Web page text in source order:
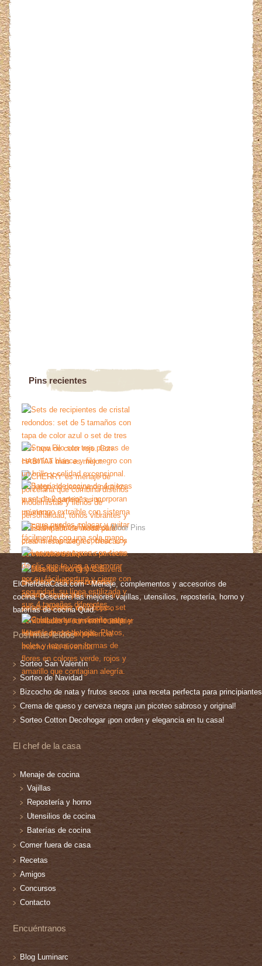
Pins recientes
More Pins
ElChefdelaCasa.com - Menaje, complementos y accesorios de
cocina. Descubre las mejores vajillas, utensilios, repostería, horno y
baterías de cocina Quid.
Post más leídos
Sorteo San Valentín
Sorteo de Navidad
Bizcocho de nata y frutos secos ¡una receta perfecta para
Crema de queso y cerveza negra ¡un picoteo sabroso y original!
Sorteo Cotton Decohogar ¡pon orden y elegancia en tu casa!
El chef de la casa
Menaje de cocina
Vajillas
Repostería y horno
Utensilios de cocina
Baterías de cocina
Comer fuera de casa
Recetas
Amigos
Concursos
Contacto
Encuéntranos
Blog Luminarc